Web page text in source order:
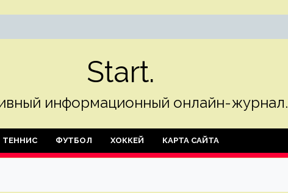
Start.
информационный онлайн-журнал.
ТЕННИС ФУТБОЛ ХОККЕЙ КАРТА САЙТА